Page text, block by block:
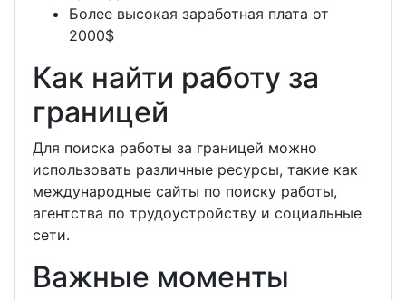
Более высокая заработная плата от
2000$
Как найти работу за
границей
Для поиска работы за границей можно
использовать различные ресурсы, такие как
международные сайты по поиску работы,
агентства по трудоустройству и социальные
сети.
Важные моменты